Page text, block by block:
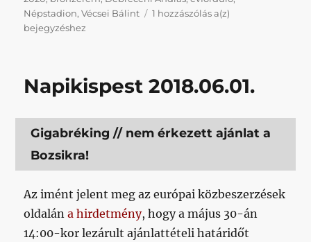
Népstadion,Vécsei Bálint 1 hozzászólás a(z)
bejegyzéshez
Napikispest 2018.06.01.
Gigabréking // nem érkezett ajánlat a
Bozsikra!
Az imént jelent meg az európai közbeszerzések
oldalána hirdetmény, hogy a május 30-án
14:00-kor lezárult ajánlattételi határidőt